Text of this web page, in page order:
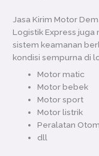
Jasa Kirim Motor
Logistik Express
sistem keamanan
kondisi sempurna di
Motor matic
Motor bebek
Motor sport
Motor listrik
Peralatan
dll